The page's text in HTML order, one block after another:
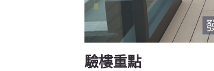
驗樓重點